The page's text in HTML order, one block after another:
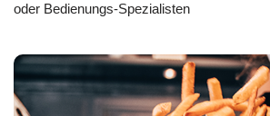
oder Bedienungs-Spezialisten